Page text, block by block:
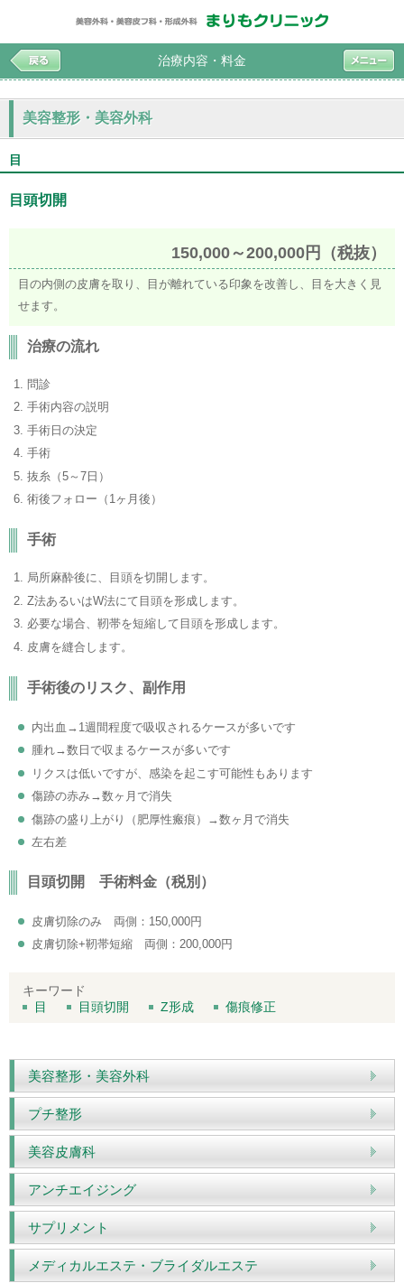
治療内容・料金
美容整形・美容外科
目
目頭切開
150,000～200,000円（税抜）
目の内側の皮膚を取り、目が離れている印象を改善し、目を大きく見
せます。
治療の流れ
問診
手術内容の説明
手術日の決定
手術
抜糸（5～7日）
術後フォロー（1ヶ月後）
手術
局所麻酔後に、目頭を切開します。
Z法あるいはW法にて目頭を形成します。
必要な場合、靭帯を短縮して目頭を形成します。
皮膚を縫合します。
手術後のリスク、副作用
内出血→1週間程度で吸収されるケースが多いです
腫れ→数日で収まるケースが多いです
リクスは低いですが、感染を起こす可能性もあります
傷跡の赤み→数ヶ月で消失
傷跡の盛り上がり（肥厚性瘢痕）→数ヶ月で消失
左右差
目頭切開 手術料金（税別）
皮膚切除のみ 両側：150,000円
皮膚切除+靭帯短縮 両側：200,000円
キーワード
目
目頭切開 Z形成 傷痕修正
美容整形・美容外科
プチ整形
美容皮膚科
アンチエイジング
サプリメント
メディカルエステ・ブライダルエステ